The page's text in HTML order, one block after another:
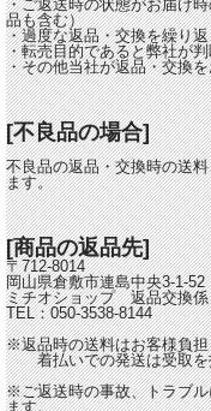
・ご返送時の状態がお届け
品も含む）
・過度な返品・交換を繰り
・転売目的であると弊社が
・その他当社が返品・交換
[不良品の場合]
不良品の返品・交換時の送
ます。
[商品の返品先]
〒712-8014
岡山県倉敷市連島中央3-1-52
ミチオショップ 返品交換係
TEL：050-3538-8144
※返品時の送料はお客様負
着払いでの発送は受取を
※ご返送時の事故、トラブ
ます。